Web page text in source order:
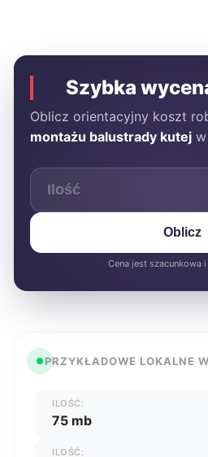
Szybka
Oblicz orientacyjny koszt
montażu balustrady kutej
Oblicz
Cena jest szacunkowa
PRZYKŁADOWE LOKALNE
ILOŚĆ:
75 mb
ILOŚĆ: